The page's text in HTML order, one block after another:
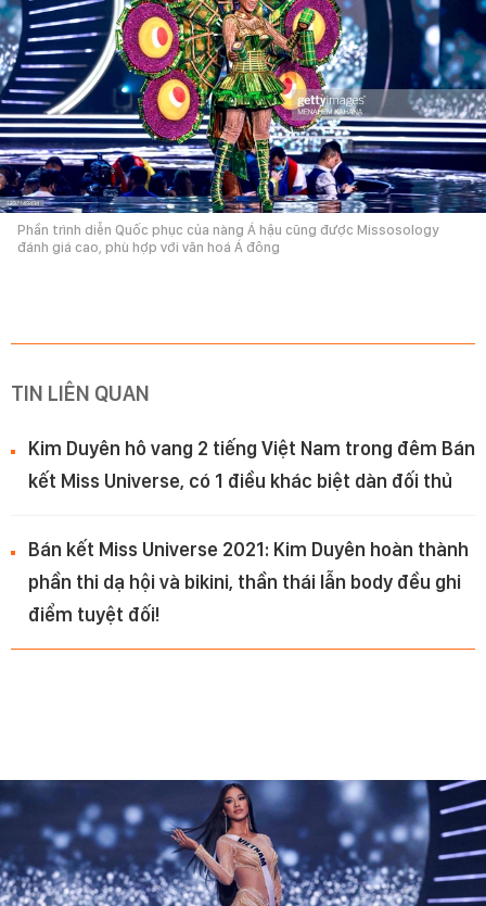
Phần trình diễn Quốc phục của nàng Á hậu cũng được Missosology
đánh giá cao, phù hợp với văn hoá Á đông
TIN LIÊN QUAN
Kim Duyên hô vang 2 tiếng Việt Nam trong đêm Bán
kết Miss Universe, có 1 điều khác biệt dàn đối thủ
Bán kết Miss Universe 2021: Kim Duyên hoàn thành
phần thi dạ hội và bikini, thần thái lẫn body đều ghi
điểm tuyệt đối!